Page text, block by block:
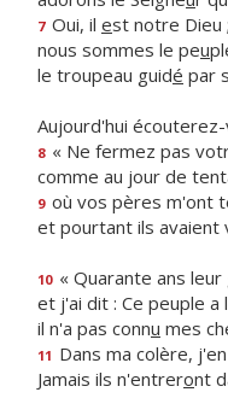
7 Oui, il est notre Dieu
nous sommes le peu
le troupeau guidé par
Aujourd'hui
8 « Ne fermez pas
comme au jour de
9 où vos pères m'ont
et pourtant ils avaient
10 « Quarante ans
et j'ai dit : Ce peuple a
il n'a pas connu mes
11 Dans ma colère,
Jamais ils n'entreront